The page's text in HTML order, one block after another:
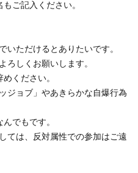
ご記入ください。
ただけるとありたいです。
しくお願いします。
ください。
ョブ」やあきらかな自爆行為
でもです。
は、反対属性での参加はご遠